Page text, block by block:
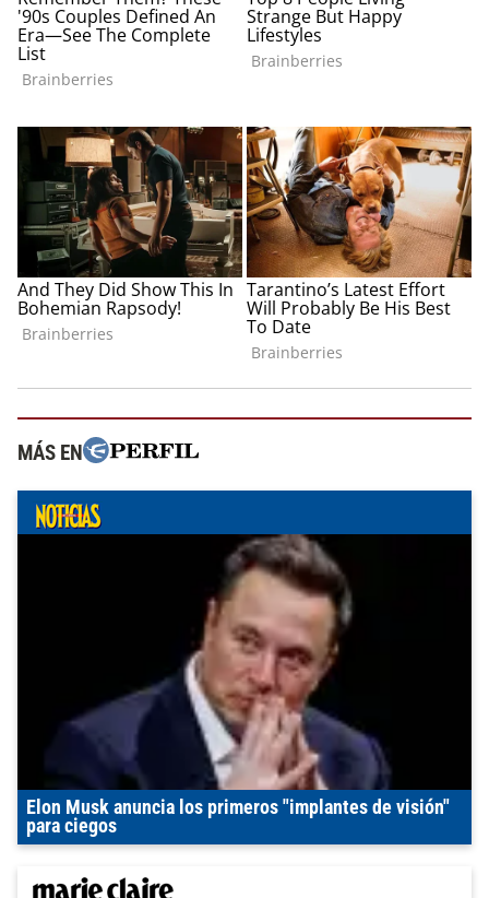
MÁS EN
Elon Musk anuncia los primeros "implantes de visión"
para ciegos